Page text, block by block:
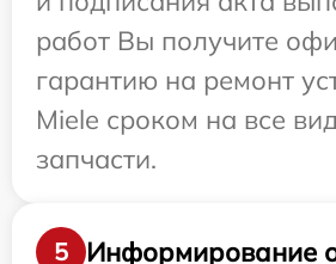
работ Вы получите
гарантию на ремонт
Miele сроком на все
запчасти.
5
Информирование о